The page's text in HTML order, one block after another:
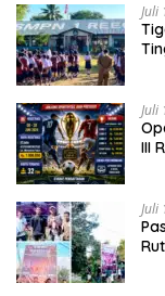
Juli
Juli
III
Juli